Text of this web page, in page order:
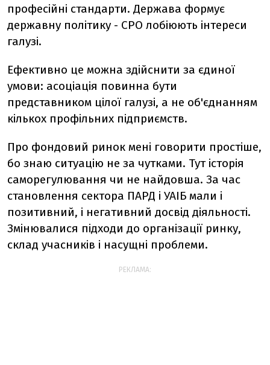
професійні стандарти. Держава формує
державну політику - СРО лобіюють інтереси
галузі.
Ефективно це можна здійснити за єдиної
умови: асоціація повинна бути
представником цілої галузі, а не об'єднанням
кількох профільних підприємств.
Про фондовий ринок мені говорити простіше,
бо знаю ситуацію не за чутками. Тут історія
саморегулювання чи не найдовша. За час
становлення сектора ПАРД і УАІБ мали і
позитивний, і негативний досвід діяльності.
Змінювалися підходи до організації ринку,
склад учасників і насущні проблеми.
РЕКЛАМА: